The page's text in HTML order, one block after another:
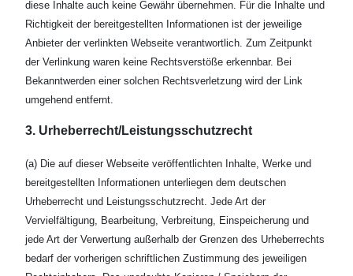
diese Inhalte auch keine Gewähr übernehmen. Für die Inhalte und
Richtigkeit der bereitgestellten Informationen ist der jeweilige
Anbieter der verlinkten Webseite verantwortlich. Zum Zeitpunkt
der Verlinkung waren keine Rechtsverstöße erkennbar. Bei
Bekanntwerden einer solchen Rechtsverletzung wird der Link
umgehend entfernt.
3. Urheberrecht/Leistungsschutzrecht
(a) Die auf dieser Webseite veröffentlichten Inhalte, Werke und
bereitgestellten Informationen unterliegen dem deutschen
Urheberrecht und Leistungsschutzrecht. Jede Art der
Vervielfältigung, Bearbeitung, Verbreitung, Einspeicherung und
jede Art der Verwertung außerhalb der Grenzen des Urheberrechts
bedarf der vorherigen schriftlichen Zustimmung des jeweiligen